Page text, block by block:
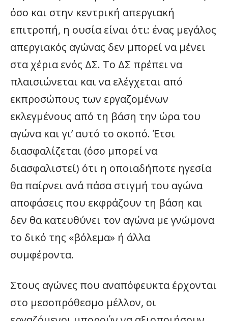
όσο και στην κεντρική απεργιακή
επιτροπή, η ουσία είναι ότι: ένας μεγάλος
απεργιακός αγώνας δεν μπορεί να μένει
στα χέρια ενός ΔΣ. Το ΔΣ πρέπει να
πλαισιώνεται και να ελέγχεται από
εκπροσώπους των εργαζομένων
εκλεγμένους από τη βάση την ώρα του
αγώνα και γι’ αυτό το σκοπό. Έτσι
διασφαλίζεται (όσο μπορεί να
διασφαλιστεί) ότι η οποιαδήποτε ηγεσία
θα παίρνει ανά πάσα στιγμή του αγώνα
αποφάσεις που εκφράζουν τη βάση και
δεν θα κατευθύνει τον αγώνα με γνώμονα
το δικό της «βόλεμα» ή άλλα
συμφέροντα.
Στους αγώνες που αναπόφευκτα έρχονται
στο μεσοπρόθεσμο μέλλον, οι